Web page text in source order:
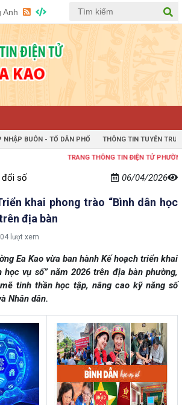
Anh
NHẬP BUÔN - TỔ DÂN PHỐ THÔNG TIN TUYÊN
TRANG THÔNG TIN ĐIỆN TỬ PHƯỜNG
đổi số 06/04/2026
khai phong trào “Bình dân học
địa bàn
lượt xem
Ea Kao vừa ban hành Kế hoạch triển khai
học vụ số” năm 2026 trên địa bàn phường,
tinh thần học tập, nâng cao kỹ năng số
Nhân dân.